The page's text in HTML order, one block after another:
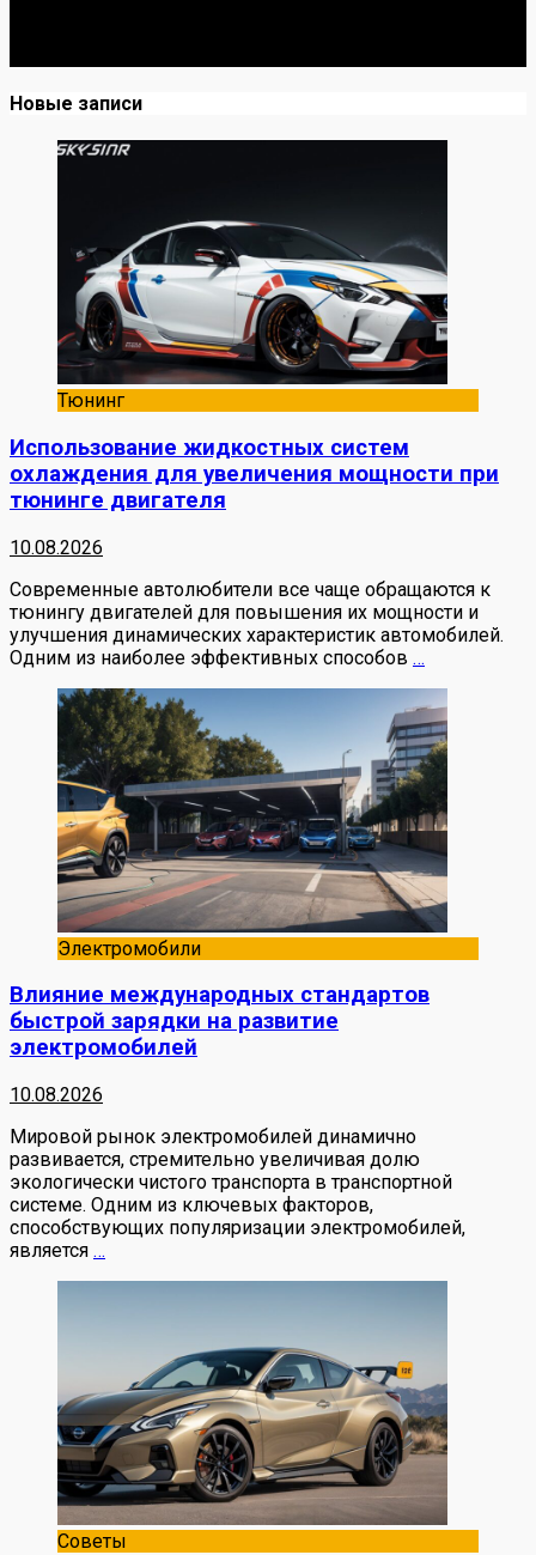
Новые записи
Тюнинг
Использование жидкостных систем
охлаждения для увеличения мощности при
тюнинге двигателя
10.08.2026
Современные автолюбители все чаще обращаются к
тюнингу двигателей для повышения их мощности и
улучшения динамических характеристик автомобилей.
Одним из наиболее эффективных способов …
Электромобили
Влияние международных стандартов
быстрой зарядки на развитие
электромобилей
10.08.2026
Мировой рынок электромобилей динамично
развивается, стремительно увеличивая долю
экологически чистого транспорта в транспортной
системе. Одним из ключевых факторов,
способствующих популяризации электромобилей,
является …
Советы